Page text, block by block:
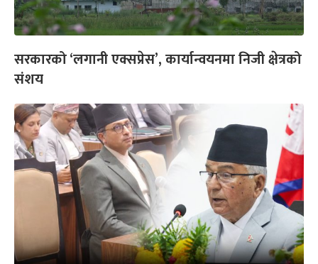
सरकारको ‘लगानी एक्सप्रेस’, कार्यान्वयनमा निजी क्षेत्रको
संशय